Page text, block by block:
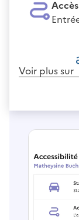
Accès
Voir plus sur